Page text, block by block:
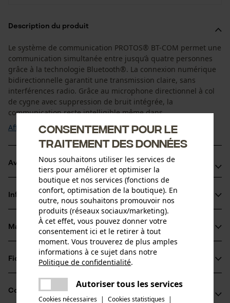
Description du produit
Le système de communication PROTOS® BT-COM permet une
communication simultanée entre jusqu’à quatre personnes
grâce à la technologie Bluetooth®. La connexion numérique
bidirectionnelle garantit une transmission claire, sans
interférences radio. Grâce au microphone directionnel à col
de cygne avec suppression de bruit intégrée, la
communication reste intelligible même dans ...
Afficher plus
Avantages du produit
L'application gratuite PROTOS® Control étend le système
avec des fonctionnalités utiles, comme le stockage de
numéros d'urgence ou la connexion avec des radios
portatives. La membrane respirante empêche
l’accumulation de chaleur lors d’un travail intense.
Intégration légère : malgré sa technologie avancée, le
système n’ajoute que 42?g et ne nuit ni au confort ni à la
liberté de mouvement.
La communication est instantanée et permet de parler et
Informations sur le produit
Détails du produit
Type dactivité
Séjour dans un environnement bruyant, Protéger
Matériau & entretien
Matériau
Détails du rembourrage
coussinets pour oreilles
Fiches techniques
Fiche de données de sécurité du produit (PDF)
Compatibilité
Consentement pour le
traitement des données
Nous souhaitons utiliser les services de
tiers pour améliorer et optimiser la
boutique et nos services (fonctions de
confort, optimisation de la boutique). En
outre, nous souhaitons promouvoir nos
produits (réseaux sociaux/marketing).
À cet effet, vous pouvez donner votre
consentement ici et le retirer à tout
moment. Vous trouverez de plus amples
informations à ce sujet dans notre
Politique de confidentialité.
Autoriser tous les services
Cookies nécessaires | Cookies statistiques |
Une erreur s'est produite. Veuillez
essayer encore.
partager
partager